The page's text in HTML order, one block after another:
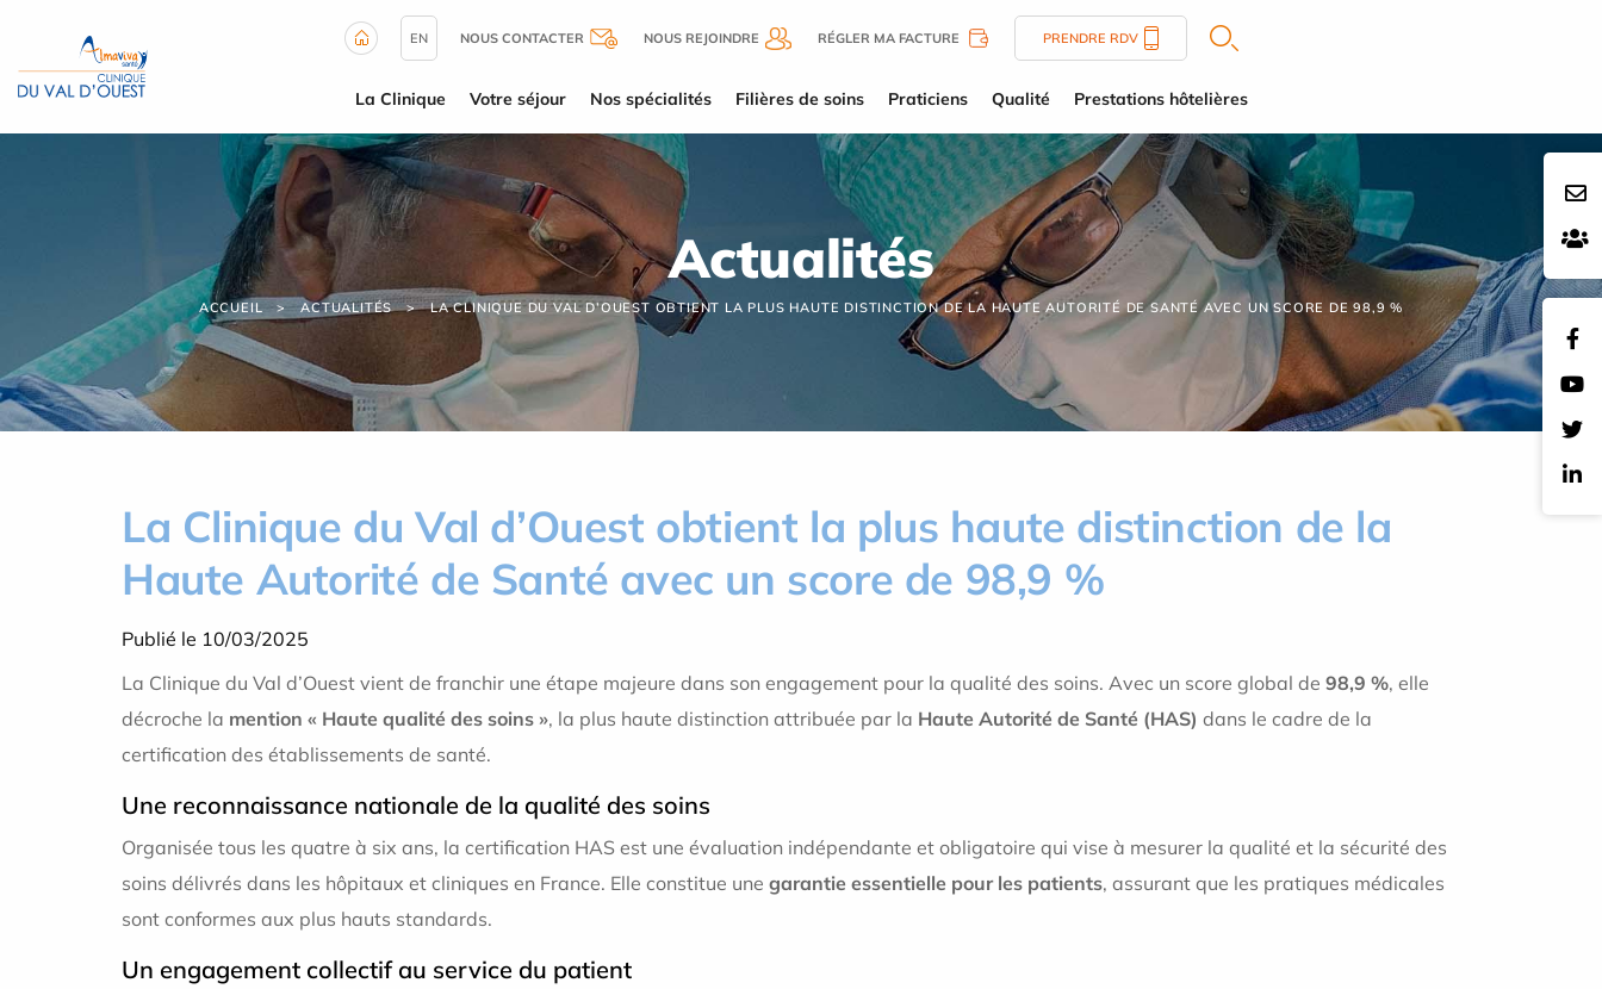
EN NOUS CONTACTER NOUS REJOINDRE RÉGLER MA FACTURE PRENDRE RDV
La Clinique Votre séjour Nos spécialités Filières de soins Praticiens Qualité Prestations hôtelières
Actualités
ACCUEIL ACTUALITÉS LA CLINIQUE DU VAL D’OUEST OBTIENT LA PLUS HAUTE DISTINCTION DE LA HAUTE AUTORITÉ DE SANTÉ AVEC UN SCORE DE 98,9 %
La Clinique du Val d’Ouest obtient la plus haute distinction de la
Haute Autorité de Santé avec un score de 98,9 %
Publié le 10/03/2025
La Clinique du Val d’Ouest vient de franchir une étape majeure dans son engagement pour la qualité des soins. Avec un score global de 98,9 %, elle
décroche la mention « Haute qualité des soins », la plus haute distinction attribuée par la Haute Autorité de Santé (HAS) dans le cadre de la
certification des établissements de santé.
Une reconnaissance nationale de la qualité des soins
Organisée tous les quatre à six ans, la certification HAS est une évaluation indépendante et obligatoire qui vise à mesurer la qualité et la sécurité des
soins délivrés dans les hôpitaux et cliniques en France. Elle constitue une garantie essentielle pour les patients, assurant que les pratiques médicales
sont conformes aux plus hauts standards.
Un engagement collectif au service du patient